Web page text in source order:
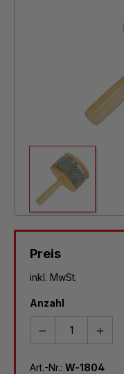
Preis
inkl. MwSt.
Anzahl
Art.-Nr.: W-1804